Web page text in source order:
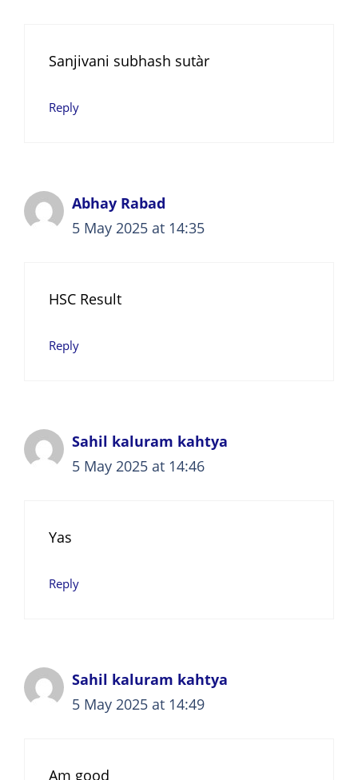
Sanjivani subhash sutàr
Reply
Abhay Rabad
5 May 2025 at 14:35
HSC Result
Reply
Sahil kaluram kahtya
5 May 2025 at 14:46
Yas
Reply
Sahil kaluram kahtya
5 May 2025 at 14:49
Am good